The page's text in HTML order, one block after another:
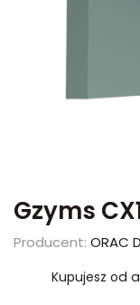
Gzyms
Producent: ORAC
Kupujesz od